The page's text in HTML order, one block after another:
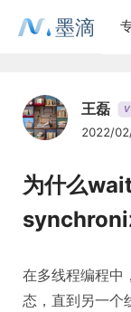
墨滴
王磊 V
2022/
为什么
在多线程编程中
态，直到另一